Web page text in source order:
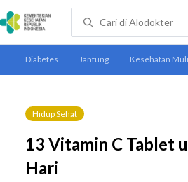
Hidup Sehat
13 Vitamin C Tablet
Hari